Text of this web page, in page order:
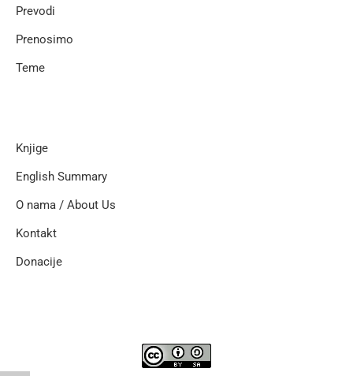
Prevodi
Prenosimo
Teme
Knjige
English Summary
O nama / About Us
Kontakt
Donacije